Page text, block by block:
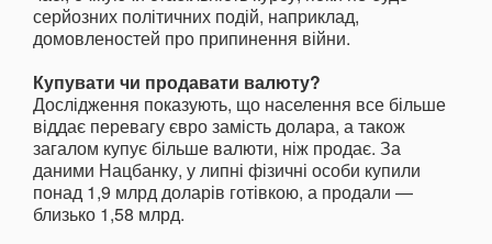
серйозних політичних подій, наприклад,
домовленостей про припинення війни.
Купувати чи продавати валюту?
Дослідження показують, що населення все більше
віддає перевагу євро замість долара, а також
загалом купує більше валюти, ніж продає. За
даними Нацбанку, у липні фізичні особи купили
понад 1,9 млрд доларів готівкою, а продали —
близько 1,58 млрд.